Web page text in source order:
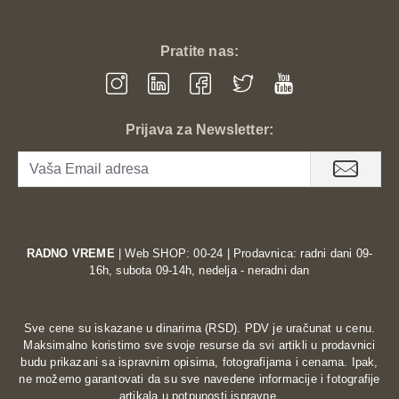
High/Low TX power selectable
Busy channel lock-out(BCLO)
Shortcut menu operation mode
VFO & Memory channels scan
PTT & ANI ID
Tone Time-out Timer
Channel Monitor
Pratite nas:
Prijava za Newsletter:
RADNO VREME| Web SHOP: 00-24 | Prodavnica: radni dani 09-
16h, subota 09-14h, nedelja - neradni dan
Sve cene su iskazane u dinarima (RSD). PDV je uračunat u cenu.
Maksimalno koristimo sve svoje resurse da svi artikli u prodavnici
budu prikazani sa ispravnim opisima, fotografijama i cenama. Ipak,
ne možemo garantovati da su sve navedene informacije i fotografije
artikala u potpunosti ispravne.